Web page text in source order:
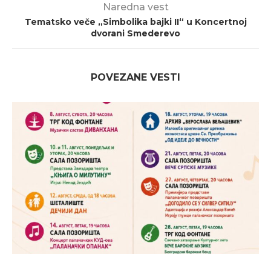
Naredna vest
Tematsko veče „Simbolika bajki II“ u Koncertnoj
dvorani Smederevo
POVEZANE VESTI